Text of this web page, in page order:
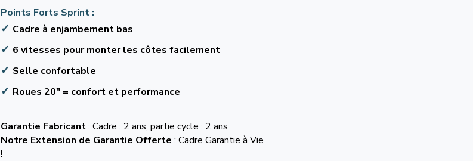
Points Forts Sprint :
Cadre à enjambement bas
6 vitesses pour monter les côtes facilement
Selle confortable
Roues 20" = confort et performance
Garantie Fabricant: Cadre : 2 ans, partie cycle : 2 ans
Notre Extension de Garantie Offerte : Cadre Garantie à Vie
!